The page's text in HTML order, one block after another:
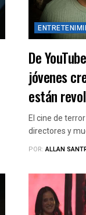
De
jóvenes
están
El cine de
directores y
POR: ALLAN